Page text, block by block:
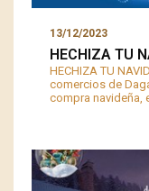
13/12/2023
HECHIZA TU
HECHIZA TU
comercios de
compra navideña,